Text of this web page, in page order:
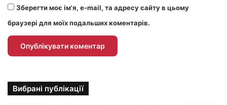
Зберегти моє ім'я, e-mail, та адресу сайту в цьому
браузері для моїх подальших коментарів.
Вибрані публікації